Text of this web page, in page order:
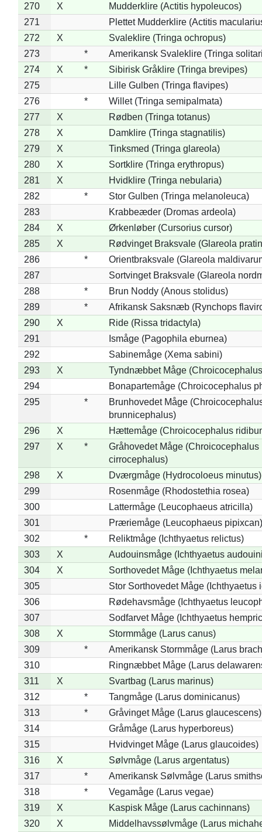
270
X
Mudderklire (Actitis hypoleucos)
271
Plettet Mudderklire (Actitis
272
X
Svaleklire (Tringa ochropus)
273
*
Amerikansk Svaleklire (Tringa
274
X *
Sibirisk Gråklire (Tringa brevipes)
275
Lille Gulben (Tringa flavipes)
276
*
Willet (Tringa semipalmata)
277
X
Rødben (Tringa totanus)
278
X
Damklire (Tringa stagnatilis)
279
X
Tinksmed (Tringa glareola)
280
X
Sortklire (Tringa erythropus)
281
X
Hvidklire (Tringa nebularia)
282
*
Stor Gulben (Tringa melanoleuca)
283
Krabbeæder (Dromas ardeola)
284
X
Ørkenløber (Cursorius cursor)
285
X
Rødvinget Braksvale (Glareola
286
*
Orientbraksvale (Glareola
287
Sortvinget Braksvale (Glareola
288
*
Brun Noddy (Anous stolidus)
289
*
Afrikansk Saksnæb (Rynchops
290
X
Ride (Rissa tridactyla)
291
Ismåge (Pagophila eburnea)
292
Sabinemåge (Xema sabini)
293
X
Tyndnæbbet Måge
294
Bonapartemåge (Chroicocephalus
295
*
Brunhovedet Måge
brunnicephalus)
296
X
Hættemåge (Chroicocephalus
297
X *
Gråhovedet Måge (Chroicocephalus
cirrocephalus)
298
X
Dværgmåge (Hydrocoloeus minutus)
299
Rosenmåge (Rhodostethia rosea)
300
Lattermåge (Leucophaeus atricilla)
301
Præriemåge (Leucophaeus pipixcan)
302
*
Reliktmåge (Ichthyaetus relictus)
303
X
Audouinsmåge (Ichthyaetus
304
X
Sorthovedet Måge (Ichthyaetus
305
Stor Sorthovedet Måge (Ichthyaetus
306
Rødehavsmåge (Ichthyaetus
307
Sodfarvet Måge (Ichthyaetus
308
X
Stormmåge (Larus canus)
309
*
Amerikansk Stormmåge (Larus
310
Ringnæbbet Måge (Larus
311
X
Svartbag (Larus marinus)
312
*
Tangmåge (Larus dominicanus)
313
*
Gråvinget Måge (Larus glaucescens)
314
Gråmåge (Larus hyperboreus)
315
Hvidvinget Måge (Larus glaucoides)
316
X
Sølvmåge (Larus argentatus)
317
*
Amerikansk Sølvmåge (Larus
318
*
Vegamåge (Larus vegae)
319
X
Kaspisk Måge (Larus cachinnans)
320
X
Middelhavssølvmåge (Larus